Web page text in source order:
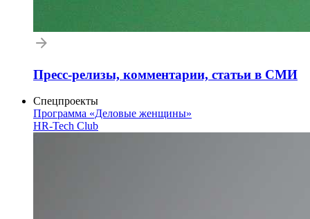
Пресс-релизы, комментарии, статьи в СМИ
Спецпроекты
Программа «Деловые женщины»
HR-Tech Club